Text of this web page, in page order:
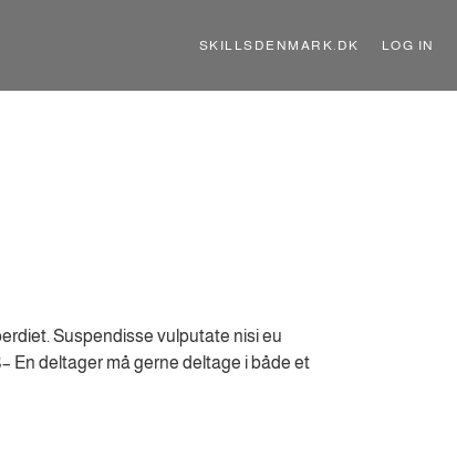
SKILLSDENMARK.DK LOG IN
Suspendisse vulputate nisi eu
En deltager må gerne deltage i både et